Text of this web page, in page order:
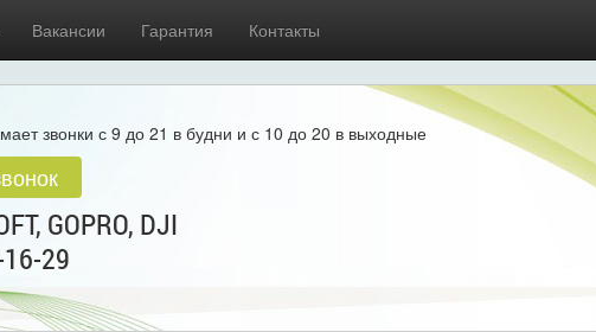
Вакансии Гарантия Контакты
звонки с 9 до 21 в будни и с 10 до 20 в выходные
GOPRO, DJI
29